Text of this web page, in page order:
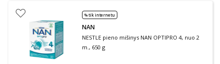
% tik internetu
NAN
NESTLE pieno mišinys NAN OPTIPRO 4, nuo 2
m., 650 g